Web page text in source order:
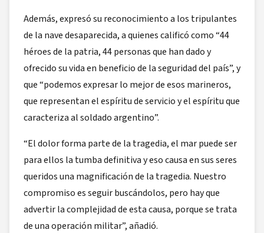
Además, expresó su reconocimiento a los tripulantes
de la nave desaparecida, a quienes calificó como “44
héroes de la patria, 44 personas que han dado y
ofrecido su vida en beneficio de la seguridad del país”, y
que “podemos expresar lo mejor de esos marineros,
que representan el espíritu de servicio y el espíritu que
caracteriza al soldado argentino”.
“El dolor forma parte de la tragedia, el mar puede ser
para ellos la tumba definitiva y eso causa en sus seres
queridos una magnificación de la tragedia. Nuestro
compromiso es seguir buscándolos, pero hay que
advertir la complejidad de esta causa, porque se trata
de una operación militar”, añadió.